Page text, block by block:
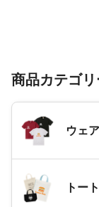
商品カテゴリ
ウェ
トー